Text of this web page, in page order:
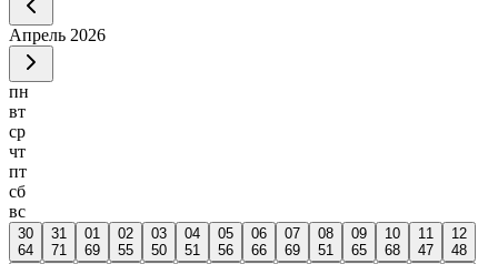
Апрель 2026
пн
вт
ср
чт
пт
сб
вс
30
64
31
71
01
69
02
55
03
50
04
51
05
56
06
66
07
69
08
51
09
65
10
68
11
47
12
48